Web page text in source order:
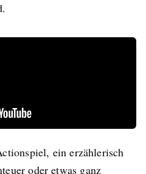
ein erzählerisch
oder etwas ganz